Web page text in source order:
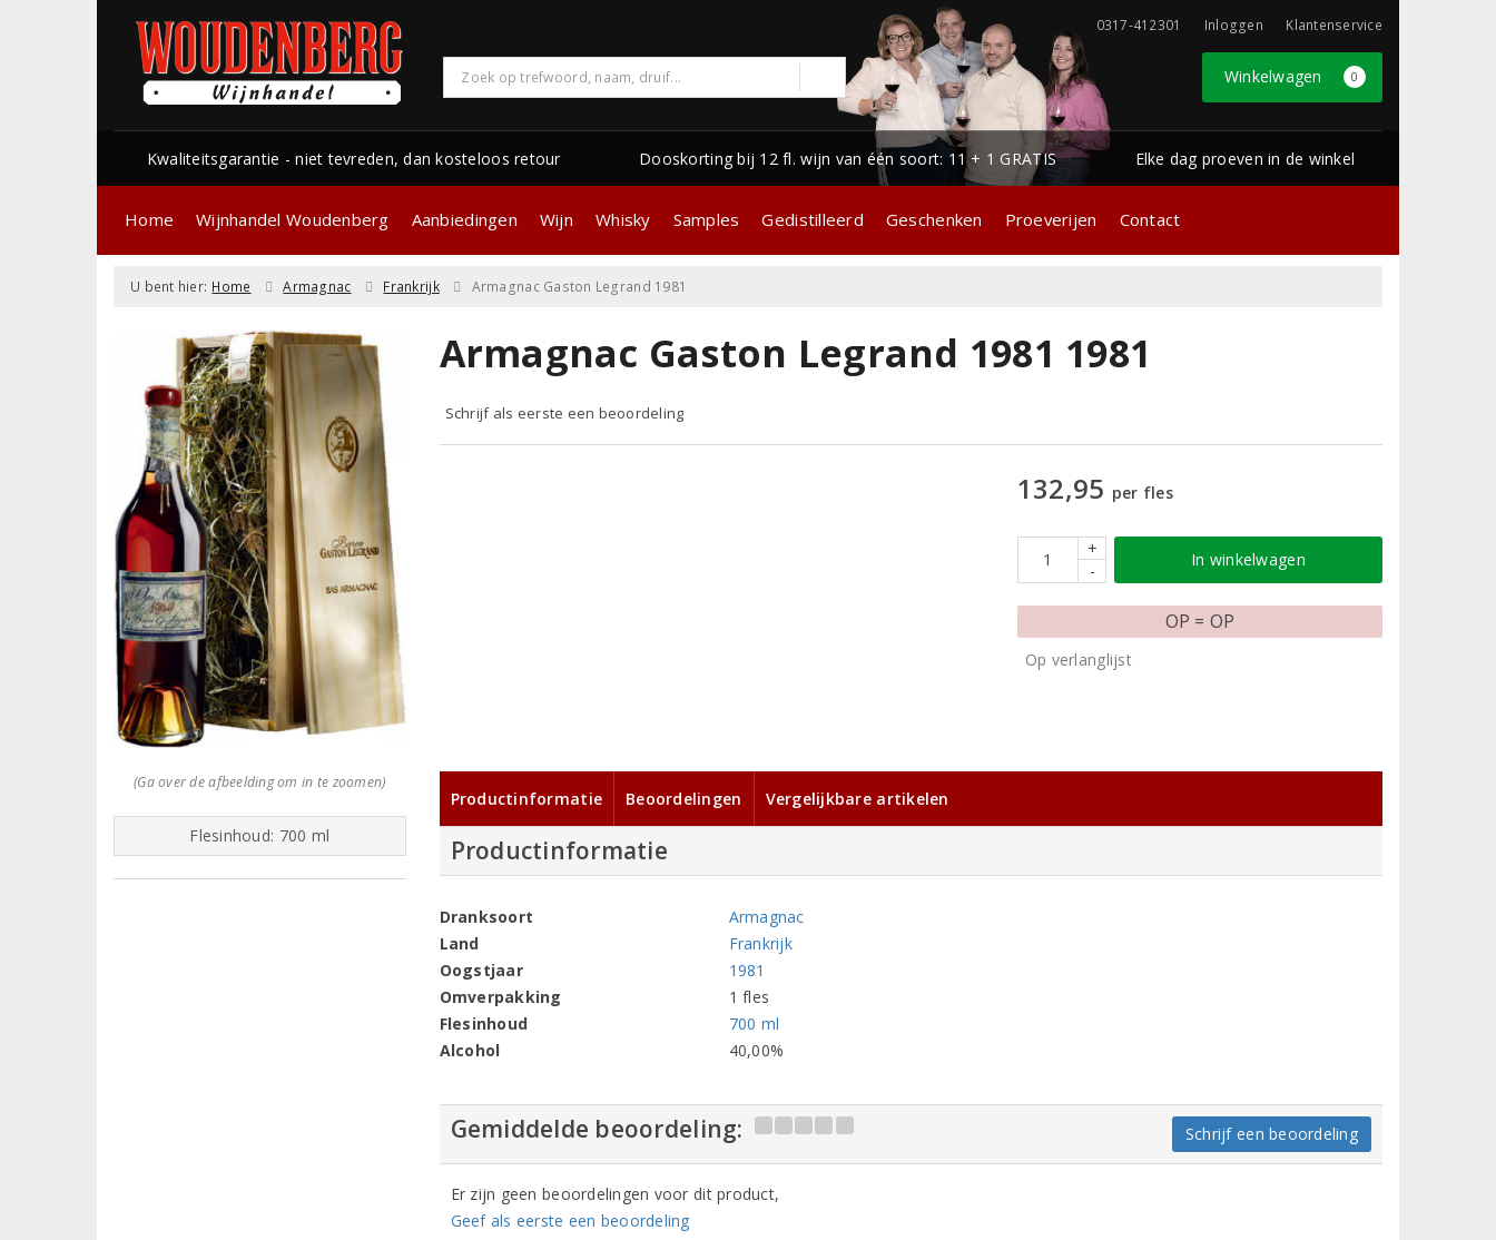
0317-412301 Inloggen Klantenservice
Winkelwagen 0
Kwaliteitsgarantie - niet tevreden, dan kosteloos retour Dooskorting bij 12 fl. wijn van één soort: 11 + 1 GRATIS Elke dag proeven in de winkel
Home Wijnhandel Woudenberg Aanbiedingen Wijn Whisky Samples Gedistilleerd Geschenken Proeverijen Contact
U bent hier: Home Armagnac Frankrijk Armagnac Gaston Legrand 1981
(Ga over de afbeelding om in te zoomen)
Flesinhoud: 700 ml
Armagnac Gaston Legrand 1981 1981
Schrijf als eerste een beoordeling
132,95 per fles
+
-
In winkelwagen
OP = OP
Op verlanglijst
Productinformatie Beoordelingen Vergelijkbare artikelen
Productinformatie
Dranksoort
Armagnac
Land
Frankrijk
Oogstjaar
1981
Omverpakking
1 fles
Flesinhoud
700 ml
Alcohol
40,00%
Gemiddelde beoordeling: Schrijf een beoordeling
Er zijn geen beoordelingen voor dit product,
Geef als eerste een beoordeling